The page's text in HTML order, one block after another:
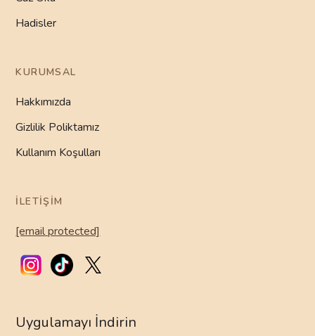
Hadisler
KURUMSAL
Hakkımızda
Gizlilik Poliktamız
Kullanım Koşulları
İLETIŞIM
[email protected]
Uygulamayı İndirin